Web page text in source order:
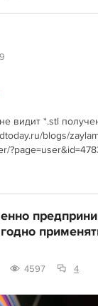
9
видит *.stl
blogs/
4597 4